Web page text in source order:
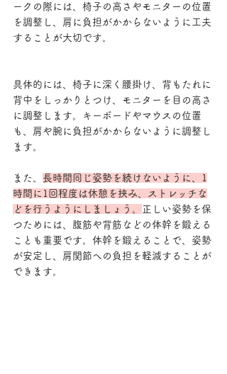
ークの際には、椅子の高さやモニターの位置
を調整し、肩に負担がかからないように工夫
することが大切です。
具体的には、椅子に深く腰掛け、背もたれに
背中をしっかりとつけ、モニターを目の高さ
に調整します。キーボードやマウスの位置
も、肩や腕に負担がかからないように調整し
ます。
また、 長時間同じ姿勢を続けないように、1
時間に1回程度は休憩を挟み、ストレッチな
どを行うようにしましょう。
正しい姿勢を保
つためには、腹筋や背筋などの体幹を鍛える
ことも重要です。体幹を鍛えることで、姿勢
が安定し、肩関節への負担を軽減することが
できます。